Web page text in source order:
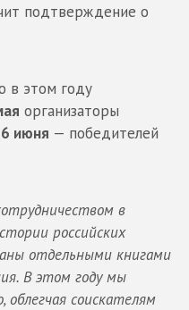
подтверждение о
в этом году
организаторы
6 июня — победителей
в
российских
отдельными книгами
В этом году мы
соискателям